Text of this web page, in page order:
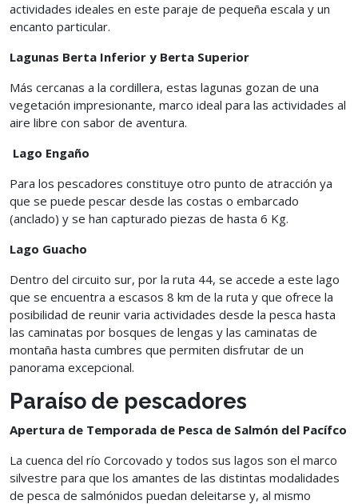
actividades ideales en este paraje de pequeña escala y un
encanto particular.
Lagunas Berta Inferior y Berta Superior
Más cercanas a la cordillera, estas lagunas gozan de una
vegetación impresionante, marco ideal para las actividades al
aire libre con sabor de aventura.
Lago Engaño
Para los pescadores constituye otro punto de atracción ya
que se puede pescar desde las costas o embarcado
(anclado) y se han capturado piezas de hasta 6 Kg.
Lago Guacho
Dentro del circuito sur, por la ruta 44, se accede a este lago
que se encuentra a escasos 8 km de la ruta y que ofrece la
posibilidad de reunir varia actividades desde la pesca hasta
las caminatas por bosques de lengas y las caminatas de
montaña hasta cumbres que permiten disfrutar de un
panorama excepcional.
Paraíso de pescadores
Apertura de Temporada de Pesca de Salmón del Pacífco
La cuenca del río Corcovado y todos sus lagos son el marco
silvestre para que los amantes de las distintas modalidades
de pesca de salmónidos puedan deleitarse y, al mismo